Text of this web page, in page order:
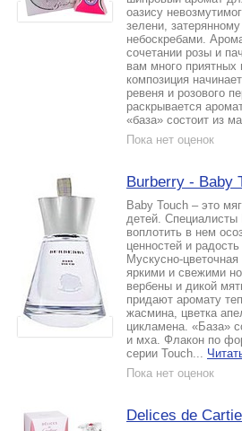
оазису
зелени,
небоскребами.
сочетании розы и
вам много
композиция
ревеня и розового
раскрывается
«база» состоит из
Пока нет оценок
Burberry - Baby
Baby Touch – это
детей. Специалисты
воплотить в нем
ценностей и
Мускусно-
яркими и свежими
вербены и дикой
придают аромату
жасмина, цветка
цикламена. «База»
и мха. Флакон по
серии Touch...
Пока нет оценок
Delices de